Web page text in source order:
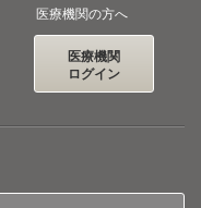
医療機関の方へ
医療機関
ログイン